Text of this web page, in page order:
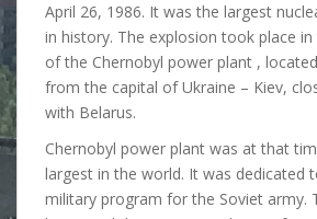
n
t
April 26, 1986. It was the largest
in history. The explosion took place
of the Chernobyl power plant ,
from the capital of Ukraine – Kiev,
with Belarus.
Chernobyl power plant was at that
largest in the world. It was dedicated
military program for the Soviet army.